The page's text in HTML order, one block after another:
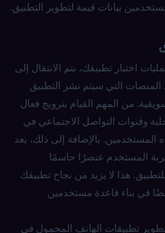
بيانات قيمة لتطوير التطبيق.
اختبار تطبيقك، يتم الانتقال إلى
التي سيتم نشر التطبيق
من المهم القيام بترويج فعال
وقنوات التواصل الاجتماعي في
المستخدمين. بالإضافة إلى ذلك، يعد
المستخدم عنصرًا حاسمًا
هذا لا يزيد من نجاح تطبيقك
في بناء قاعدة مستخدمين
تطبيقات الهاتف المحمول في